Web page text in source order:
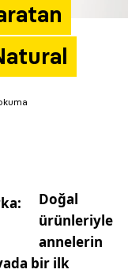
Doğal
ürünleriyle
annelerin
bir ilk